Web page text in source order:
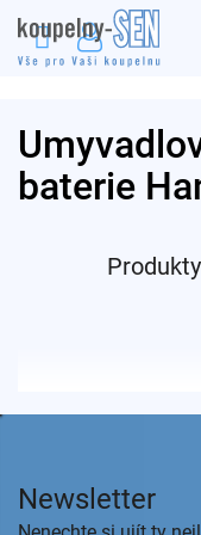
na
obsah
baterie
Můžete se ale
Z
Newsletter